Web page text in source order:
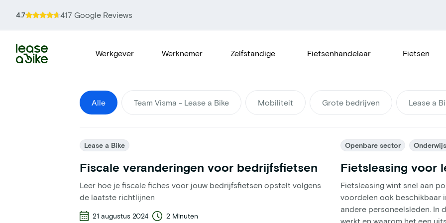
4.7 417 Google Reviews
Werkgever Werknemer Zelfstandige Fietsenhandelaar Fietsen
Alle Team Visma - Lease a Bike Mobiliteit Grote bedrijven Lease a
Lease a Bike
Fiscale veranderingen voor bedrijfsfietsen
Leer hoe je fiscale fiches voor jouw bedrijfsfietsen opstelt volgens
de laatste richtlijnen
21 augustus 2024 2 Minuten
Openbare sector Onderwijs
Fietsleasing voor
Fietsleasing wint snel aan
voordelen ook beschikbaar
andere personeelsleden. In
werkt en waarom het een